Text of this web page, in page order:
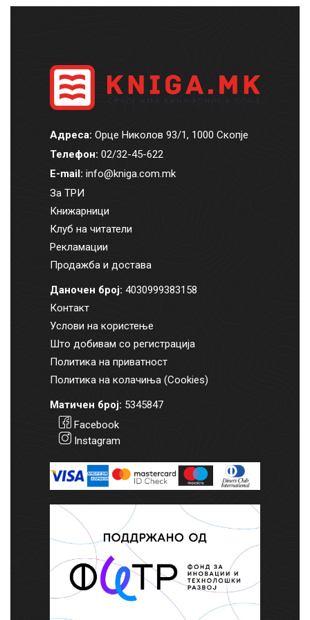
Адреса: Орце Николов 93/1, 1000 Скопје
Телефон: 02/32-45-622
E-mail: info@kniga.com.mk
За ТРИ
Книжарници
Клуб на читатели
Рекламации
Продажба и достава
Даночен број: 4030999383158
Контакт
Услови на користење
Што добивам со регистрација
Политика на приватност
Политика на колачиња (Cookies)
Матичен број: 5345847
Facebook
Instagram